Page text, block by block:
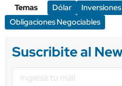
Temas
Dólar Inversiones
Obligaciones Negociables
Suscribite al